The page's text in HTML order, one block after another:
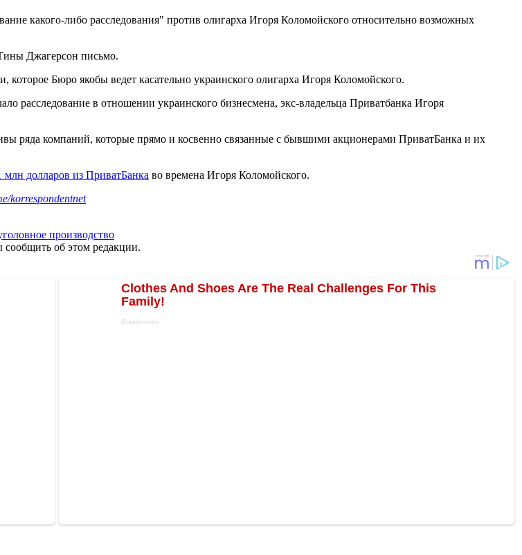
какого-либо расследования" против олигарха Игоря Коломойского относительно возможных
Джагерсон письмо.
Бюро якобы ведет касательно украинского олигарха Игоря Коломойского.
расследование в отношении украинского бизнесмена, экс-владельца Приватбанка Игоря
ряда компаний, которые прямо и косвенно связанные с бывшими акционерами ПриватБанка и их
млн долларов из ПриватБанка во времена Игоря Коломойского.
korrespondentnet
производство
об этом редакции.